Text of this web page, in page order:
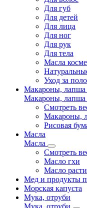
Для губ
Для детей
Для лица
Для ног
Для рук
Для тела
Масла
Уход за
Макароны, лапша
Макароны, лапша
Смотреть
Макароны,
Рисовая
Масла
Масла
Смотреть
Масло гхи
Масло
Мед и продукты
Морская капуста
Мука, отруби
Мука, отруби